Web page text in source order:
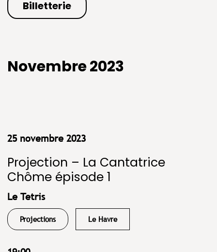
Billetterie
Novembre 2023
25 novembre 2023
Projection – La Cantatrice
Chôme épisode 1
Le Tetris
Projections Le Havre